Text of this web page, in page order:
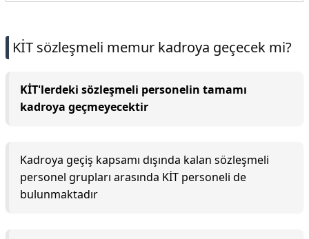
KİT sözleşmeli memur kadroya geçecek mi?
KİT'lerdeki sözleşmeli personelin tamamı
kadroya geçmeyecektir
Kadroya geçiş kapsamı dışında kalan sözleşmeli
personel grupları arasında KİT personeli de
bulunmaktadır